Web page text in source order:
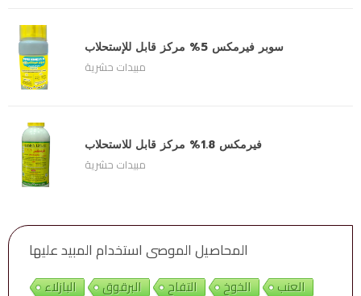
سوبر فيرمكس 5% مركز قابل للإستحلاب
مبيدات حشرية
فيرمكس 1.8% مركز قابل للاستحلاب
مبيدات حشرية
المحاصيل الموصى استخدام المبيد عليها
البازلاء البرقوق التفاح الخوخ
العنب